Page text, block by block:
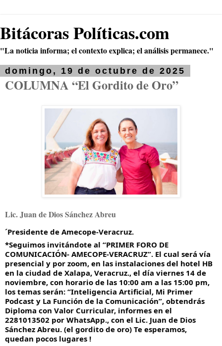
Bitácoras Políticas.com
"La noticia informa; el contexto explica; el análisis permanece."
domingo, 19 de octubre de 2025
COLUMNA “El Gordito de Oro”
Lic. Juan de Dios Sánchez Abreu
´Presidente de Amecope-Veracruz.
*Seguimos invitándote al “PRIMER FORO DE
COMUNICACIÓN- AMECOPE-VERACRUZ”. El cual será vía
presencial y por zoom, en las instalaciones del hotel HB
en la ciudad de Xalapa, Veracruz., el día viernes 14 de
noviembre, con horario de las 10:00 am a las 15:00 pm,
los temas serán: “Inteligencia Artificial, Mi Primer
Podcast y La Función de la Comunicación”, obtendrás
Diploma con Valor Curricular, informes en el
2281013502 por WhatsApp., con el Lic. Juan de Dios
Sánchez Abreu. (el gordito de oro) Te esperamos,
quedan pocos lugares !